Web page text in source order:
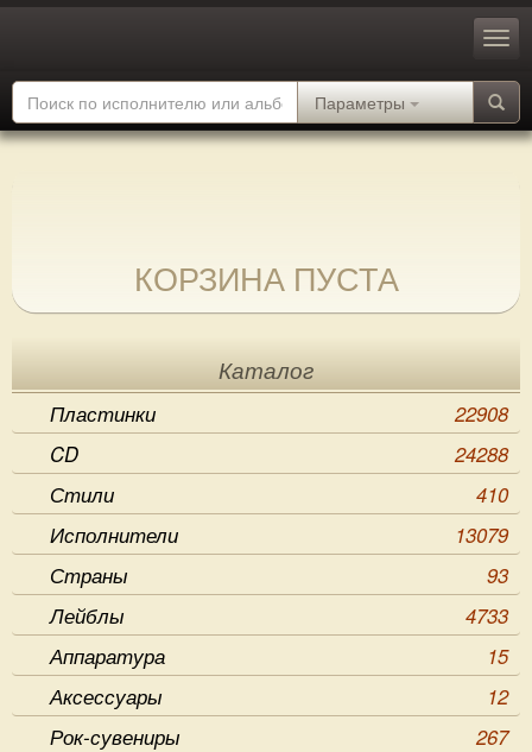
Параметры
КОРЗИНА ПУСТА
Каталог
Пластинки
22908
CD
24288
Стили
410
Исполнители
13079
Страны
93
Лейблы
4733
Аппаратура
15
Аксессуары
12
Рок-сувениры
267